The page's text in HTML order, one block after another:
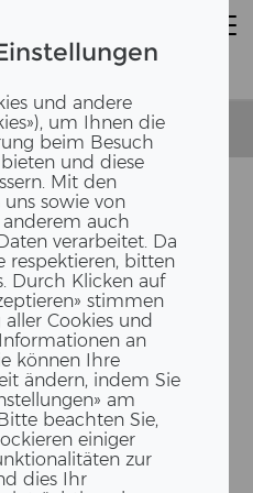
und andere
um Ihnen die
beim Besuch
und diese
Mit den
sowie von
auch
verarbeitet. Da
respektieren, bitten
Durch Klicken auf
stimmen
Cookies und
an
können Ihre
ändern, indem Sie
am
beachten Sie,
einiger
zur
dies Ihr
Zimmermann-Zimmerin EFZ
ALS ZIM­
| ZIM­ME­RIN
2023